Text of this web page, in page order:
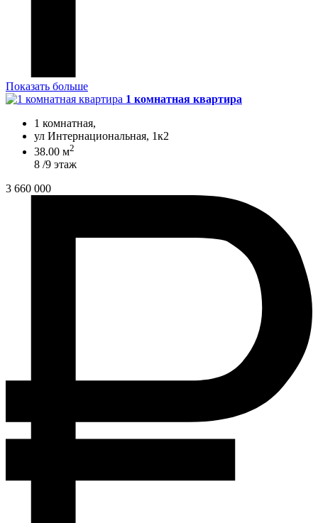
Показать больше
1 комнатная квартира
1 комнатная,
ул Интернациональная, 1к2
38.00 м2
8 /9 этаж
3 660 000